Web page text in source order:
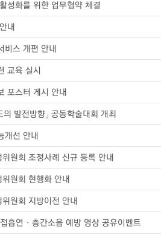
성화를 위한 업무협약 체결
내
비스 개편 안내
교육 실시
포스터 게시 안내
발전방향」 공동학술대회 개최
개선 안내
원회 조정사례 신규 등록 안내
원회 현행화 안내
원회 지방이전 안내
흡연 · 층간소음 예방 영상 공유이벤트